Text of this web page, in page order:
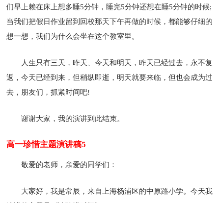
们早上赖在床上想多睡5分钟，睡完5分钟还想在睡5分钟的时候;
当我们把假日作业留到回校那天下午再做的时候，都能够仔细的
想一想，我们为什么会坐在这个教室里。
人生只有三天，昨天、今天和明天，昨天已经过去，永不复
返，今天已经到来，但稍纵即逝，明天就要来临，但也会成为过
去，朋友们，抓紧时间吧!
谢谢大家，我的演讲到此结束。
高一珍惜主题演讲稿5
敬爱的老师，亲爱的同学们：
大家好，我是常辰，来自上海杨浦区的中原路小学。今天我